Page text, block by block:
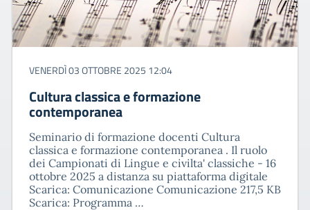
VENERDÌ 03 OTTOBRE 2025 12:04
Cultura classica e formazione
contemporanea
Seminario di formazione docenti Cultura
classica e formazione contemporanea . Il ruolo
dei Campionati di Lingue e civilta' classiche - 16
ottobre 2025 a distanza su piattaforma digitale
Scarica: Comunicazione Comunicazione 217,5 KB
Scarica: Programma …